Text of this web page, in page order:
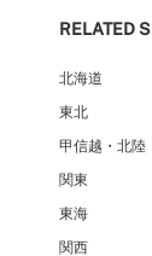
0120-220-338
カタログ請求
お問い合わせ
RELATED
北海道
札幌店（134
函館店（180
東北
弘前パーク
青森店（254
仙台店（147
秋田店（123
甲信越・北陸
甲府店（63
新潟店（168
長野店（148
関東
銀座本店（
新宿店（137
東海
名古屋栄店
関西